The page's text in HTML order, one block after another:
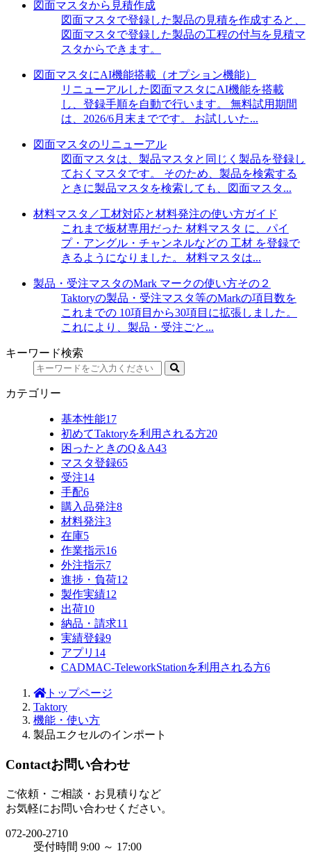
図面マスタから見積作成
図面マスタで登録した製品の見積を作成すると、
図面マスタで登録した製品の工程の付与を見積マ
スタからできます。
図面マスタにAI機能搭載（オプション機能）
リニューアルした図面マスタにAI機能を搭載
し、登録手順を自動で行います。 無料試用期間
は、2026/6月末までです。 お試しいた...
図面マスタのリニューアル
図面マスタは、製品マスタと同じく製品を登録し
ておくマスタです。 そのため、製品を検索する
ときに製品マスタを検索しても、図面マスタ...
材料マスタ／工材対応と材料発注の使い方ガイド
これまで板材専用だった 材料マスタ に、パイ
プ・アングル・チャンネルなどの 工材 を登録で
きるようになりました。 材料マスタは...
製品・受注マスタのMark マークの使い方その２
Taktoryの製品・受注マスタ等のMarkの項目数を
これまでの 10項目から30項目に拡張しました。
これにより、製品・受注ごと...
キーワード検索
カテゴリー
基本性能17
初めてTaktoryを利用される方20
困ったときのQ＆A43
マスタ登録65
受注14
手配6
購入品発注8
材料発注3
在庫5
作業指示16
外注指示7
進捗・負荷12
製作実績12
出荷10
納品・請求11
実績登録9
アプリ 14
CADMAC-TeleworkStationを利用される方6
トップページ
Taktory
機能・使い方
製品エクセルのインポート
Contactお問い合わせ
ご依頼・ご相談・お見積りなど
お気軽にお問い合わせください。
072-200-2710
受付時間 9:00 ～ 17:00